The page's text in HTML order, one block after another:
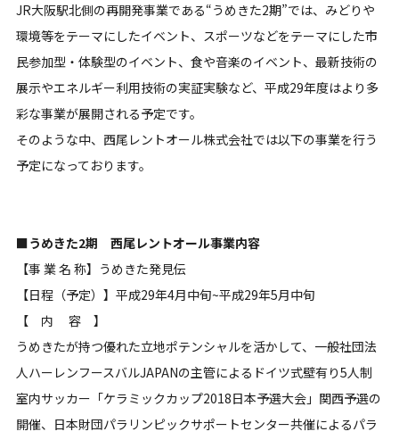
JR大阪駅北側の再開発事業である“うめきた2期”では、みどりや
環境等をテーマにしたイベント、スポーツなどをテーマにした市
民参加型・体験型のイベント、食や音楽のイベント、最新技術の
展示やエネルギー利用技術の実証実験など、平成29年度はより多
彩な事業が展開される予定です。
そのような中、西尾レントオール株式会社では以下の事業を行う
予定になっております。
■うめきた2期 西尾レントオール事業内容
【事 業 名 称】うめきた発見伝
【日程（予定）】平成29年4月中旬~平成29年5月中旬
【 内 容 】
うめきたが持つ優れた立地ポテンシャルを活かして、一般社団法
人ハーレンフースバルJAPANの主管によるドイツ式壁有り5人制
室内サッカー「ケラミックカップ2018日本予選大会」関西予選の
開催、日本財団パラリンピックサポートセンター共催によるパラ